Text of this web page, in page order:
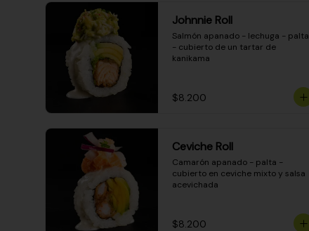
Johnnie Roll
Salmón apanado - lechuga - palta
- cubierto de un tartar de
kanikama
$8.200
Ceviche Roll
Camarón apanado - palta -
cubierto en ceviche mixto y salsa
acevichada
$8.200